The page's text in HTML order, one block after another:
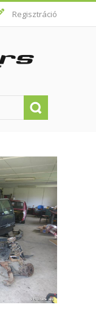
Regisztráció